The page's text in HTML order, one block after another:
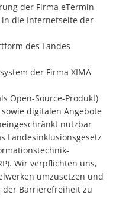
der Firma eTermin
die Internetseite der
des Landes
der Firma XIMA
Open-Source-Produkt)
digitalen Angebote
nutzbar
Landesinklusionsgesetz
Wir verpflichten uns,
umzusetzen und
der Barrierefreiheit zu